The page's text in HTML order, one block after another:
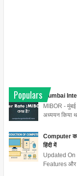
Populars
Mumbai
MIBOR -
अध्ययन किया
Computer
हिंदी में
Updated On
Features और